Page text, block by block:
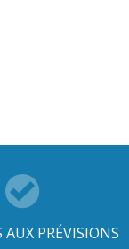
PRÉVISIONS